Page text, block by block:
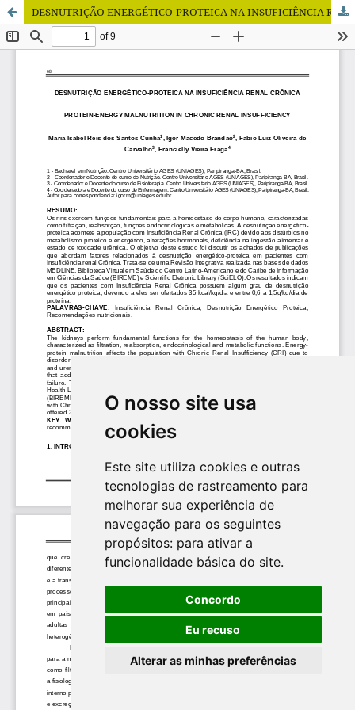
O nosso site usa
cookies
Este site utiliza cookies e outras
tecnologias de rastreamento para
melhorar sua experiência de
navegação para os seguintes
propósitos: para ativar a
funcionalidade básica do site.
Concordo
Eu recuso
Alterar as minhas preferências
DESNUTRIÇÃO ENERGÉTICO-PROTEICA NA INSUFICIÊNCIA RENAL CRÔNICA